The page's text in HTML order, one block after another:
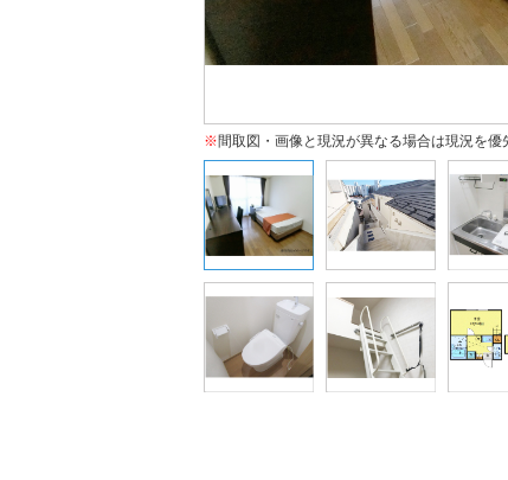
※間取図・画像と現況が異なる場合は現況を優